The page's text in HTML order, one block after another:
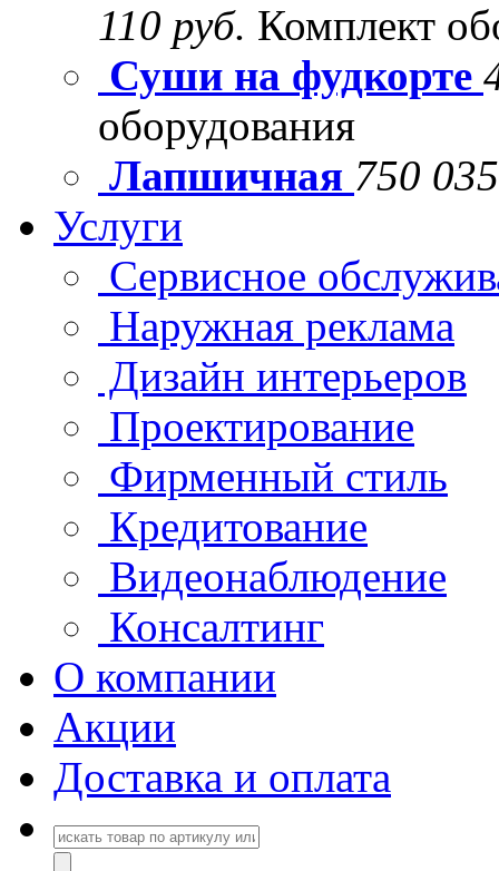
110 руб. Комплект
Суши на фудкорте
оборудования
Лапшичная 750
Услуги
Сервисное
Наружная реклама
Дизайн интерьеров
Проектирование
Фирменный стиль
Кредитование
Видеонаблюдение
Консалтинг
О компании
Акции
Доставка и оплата